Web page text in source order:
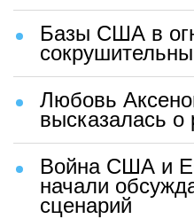
Базы США в
Любовь
высказалась о
Война США и
начали
сценарий